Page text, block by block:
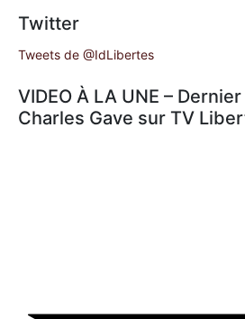
Twitter
Tweets de @IdLibertes
VIDEO À LA UNE –
Charles Gave sur TV